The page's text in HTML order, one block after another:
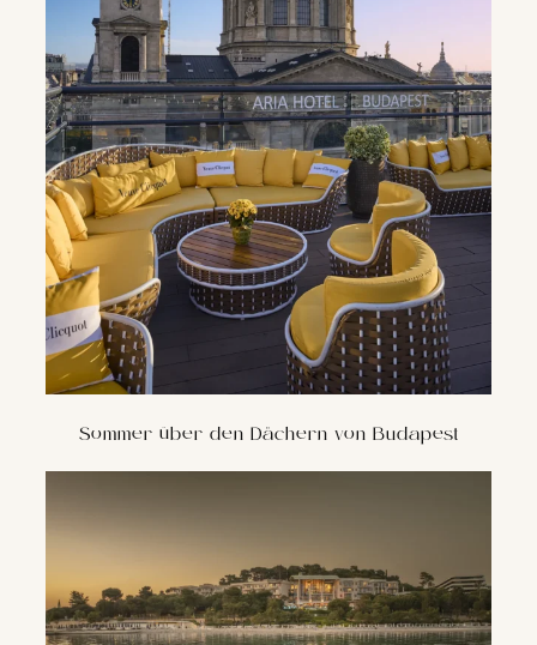
Sommer über den Dächern von Budapest